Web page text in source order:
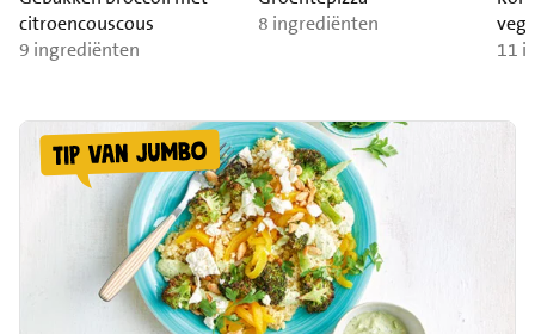
citroencouscous
9 ingrediënten
8 ingrediënten
11